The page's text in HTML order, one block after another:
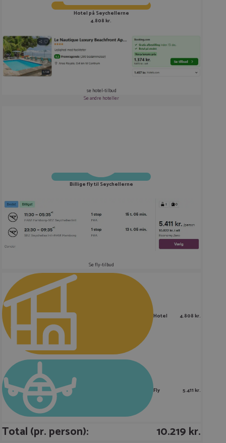
Hotel på Seychellerne
4.808 kr.
se hotel-tilbud
Se andre hoteller
Billige fly til Seychellerne
Se fly-tilbud
Hotel 4.808 kr.
Fly 5.411 kr.
Total (pr. person): 10.219 kr.